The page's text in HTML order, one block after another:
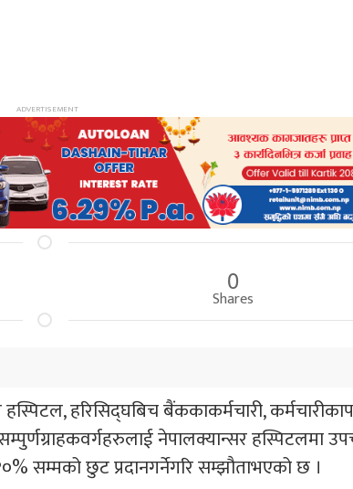
0
Shares
हरिसिद्घबिच बैंककाकर्मचारी,
नेपालक्यान्सर हस्पिटलमा
सम्मको छुट प्रदानगर्नेगरि सम्झौताभएको छ ।